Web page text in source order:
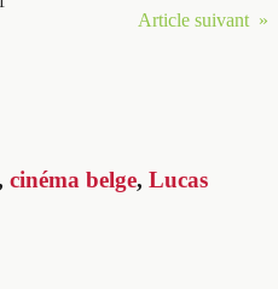
Article suivant »
cinéma belge, Lucas